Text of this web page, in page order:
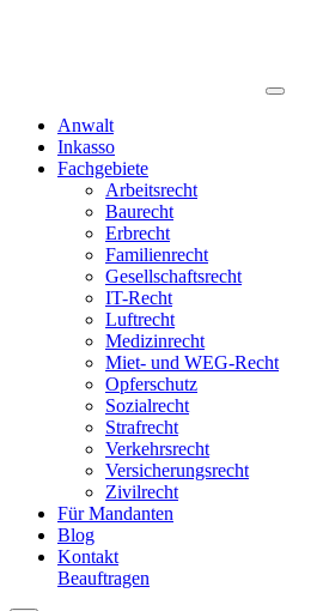
Anwalt
Inkasso
Fachgebiete
Arbeitsrecht
Baurecht
Erbrecht
Familienrecht
Gesellschaftsrecht
IT-Recht
Luftrecht
Medizinrecht
Miet- und WEG-Recht
Opferschutz
Sozialrecht
Strafrecht
Verkehrsrecht
Versicherungsrecht
Zivilrecht
Für Mandanten
Blog
Kontakt
Beauftragen